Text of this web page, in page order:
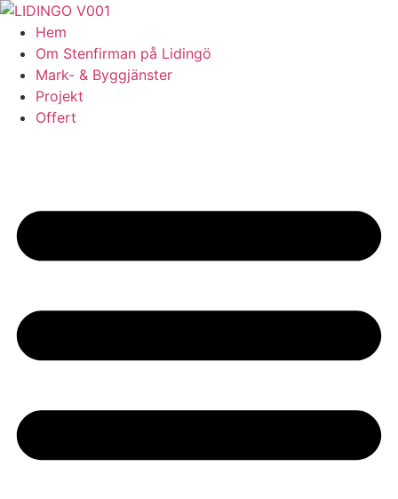
Skip
content
Hem
Om Stenfirman på Lidingö
Mark- & Byggjänster
Projekt
Offert